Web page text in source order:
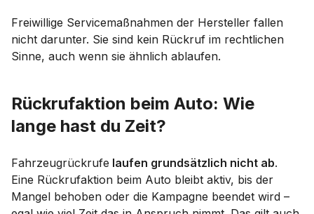
Freiwillige Servicemaßnahmen der Hersteller fallen
nicht darunter. Sie sind kein Rückruf im rechtlichen
Sinne, auch wenn sie ähnlich ablaufen.
Rückrufaktion beim Auto: Wie
lange hast du Zeit?
Fahrzeugrückrufe laufen grundsätzlich nicht ab.
Eine Rückrufaktion beim Auto bleibt aktiv, bis der
Mangel behoben oder die Kampagne beendet wird –